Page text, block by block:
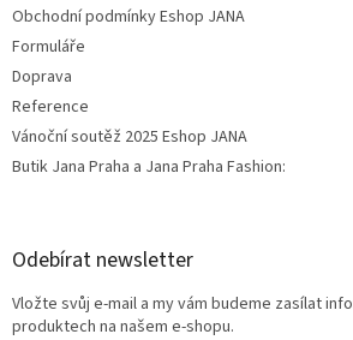
Obchodní podmínky Eshop JANA
Formuláře
Doprava
Reference
Vánoční soutěž 2025 Eshop JANA
Butik Jana Praha a Jana Praha Fashion:
Odebírat newsletter
Vložte svůj e-mail a my vám budeme zasílat
produktech na našem e-shopu.